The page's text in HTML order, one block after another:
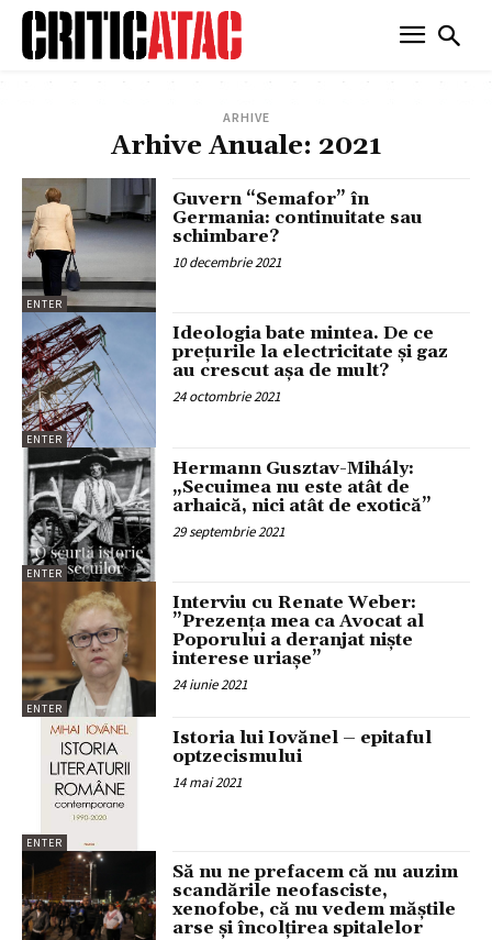
ARHIVE
Arhive Anuale: 2021
ENTER
Guvern “Semafor” în
Germania: continuitate sau
schimbare?
10 decembrie 2021
ENTER
Ideologia bate mintea. De ce
prețurile la electricitate și gaz
au crescut așa de mult?
24 octombrie 2021
ENTER
Hermann Gusztav-Mihály:
„Secuimea nu este atât de
arhaică, nici atât de exotică”
29 septembrie 2021
ENTER
Interviu cu Renate Weber:
”Prezența mea ca Avocat al
Poporului a deranjat niște
interese uriașe”
24 iunie 2021
ENTER
Istoria lui Iovănel – epitaful
optzecismului
14 mai 2021
Să nu ne prefacem că nu auzim
scandările neofasciste,
xenofobe, că nu vedem măștile
arse și încolțirea spitalelor